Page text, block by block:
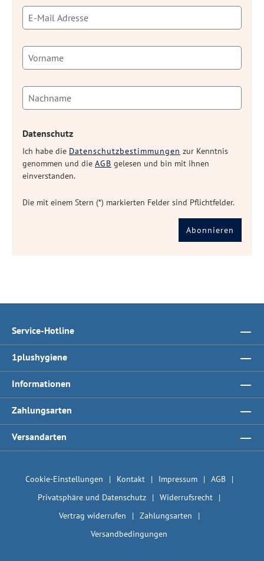
Datenschutz
Ich habe die Datenschutzbestimmungen zur Kenntnis
genommen und die AGB gelesen und bin mit ihnen
einverstanden.
Die mit einem Stern (*) markierten Felder sind Pflichtfelder.
Abonnieren
Service-Hotline
1plushygiene
Informationen
Zahlungsarten
Versandarten
Cookie-Einstellungen Kontakt Impressum
AGB
Privatsphäre und Datenschutz
Widerrufsrecht
Vertrag widerrufen
Zahlungsarten
Versandbedingungen